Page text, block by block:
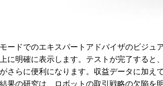
ードでのエキスパートアドバイザのビジ
に明確に表示します。テストが完了すると
さらに便利になります。収益データに加え
果の研究は、ロボットの取引戦略の欠陥を